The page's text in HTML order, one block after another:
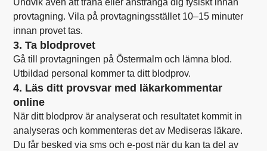
provtagning. Vila på provtagningsstället 10–15 minuter
innan provet tas.
3. Ta blodprovet
Gå till provtagningen på Östermalm och lämna blod.
Utbildad personal kommer ta ditt blodprov.
4. Läs ditt provsvar med läkarkommentar
online
När ditt blodprov är analyserat och resultatet kommit in
analyseras och kommenteras det av Mediseras läkare.
Du får besked via sms och e-post när du kan ta del av